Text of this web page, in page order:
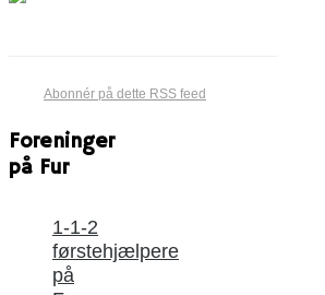
Abonnér på dette RSS feed
Foreninger
på Fur
1-1-2
førstehjælpere
på